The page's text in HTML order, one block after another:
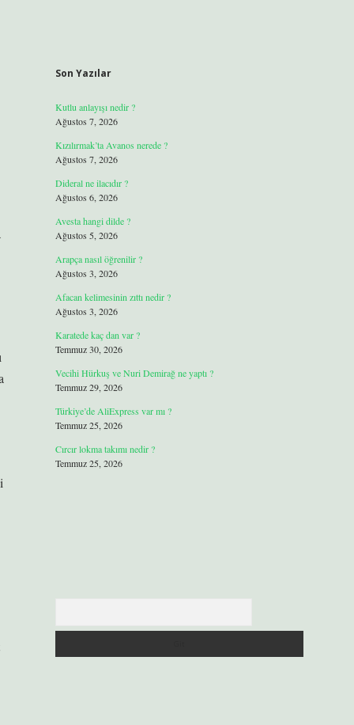
Son Yazılar
Kutlu anlayışı nedir ?
Ağustos 7, 2026
Kızılırmak’ta Avanos nerede ?
Ağustos 7, 2026
Dideral ne ilacıdır ?
Ağustos 6, 2026
Avesta hangi dilde ?
Ağustos 5, 2026
Arapça nasıl öğrenilir ?
Ağustos 3, 2026
Afacan kelimesinin zıttı nedir ?
Ağustos 3, 2026
Karatede kaç dan var ?
Temmuz 30, 2026
Vecihi Hürkuş ve Nuri Demirağ ne yaptı ?
Temmuz 29, 2026
Türkiye’de AliExpress var mı ?
Temmuz 25, 2026
Cırcır lokma takımı nedir ?
Temmuz 25, 2026